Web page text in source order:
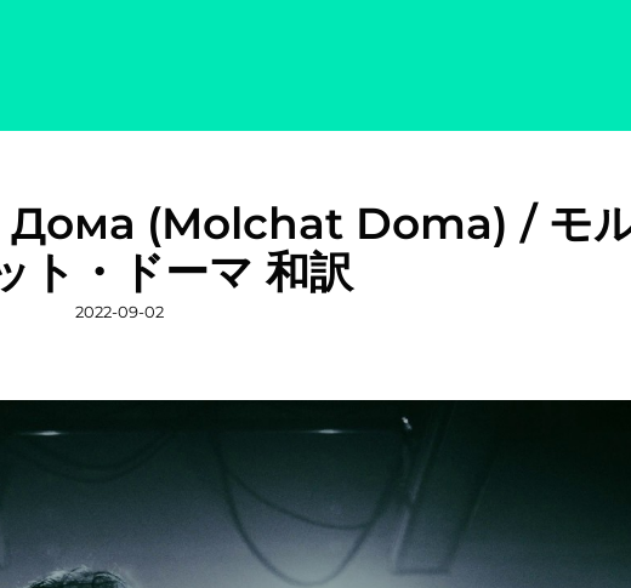
(Molchat Doma) / モ
ト・ドーマ 和訳
投
2022-09-02